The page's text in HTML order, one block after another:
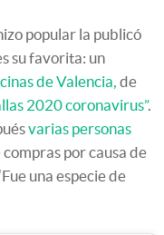
popular la publicó
su favorita: un
de Valencia, de
2020 coronavirus”.
varias personas
por causa de
una especie de